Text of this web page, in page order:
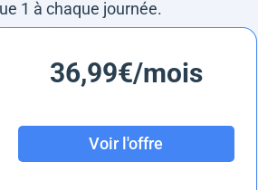
1 à chaque journée.
36,99€/mois
Voir l'offre